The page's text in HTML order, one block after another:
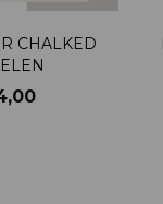
CHALKED